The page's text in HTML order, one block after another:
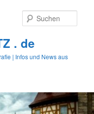
. de
| Infos und News aus